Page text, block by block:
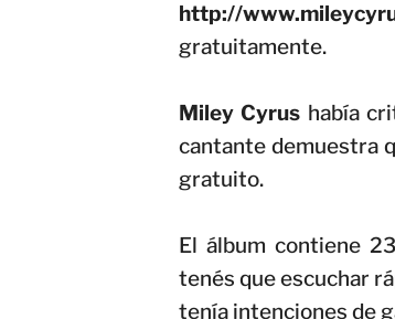
http://
gratuitamente.
Miley Cyrus había
cantante demuestra
gratuito.
El álbum contiene
tenés que escuchar
tenía intenciones de